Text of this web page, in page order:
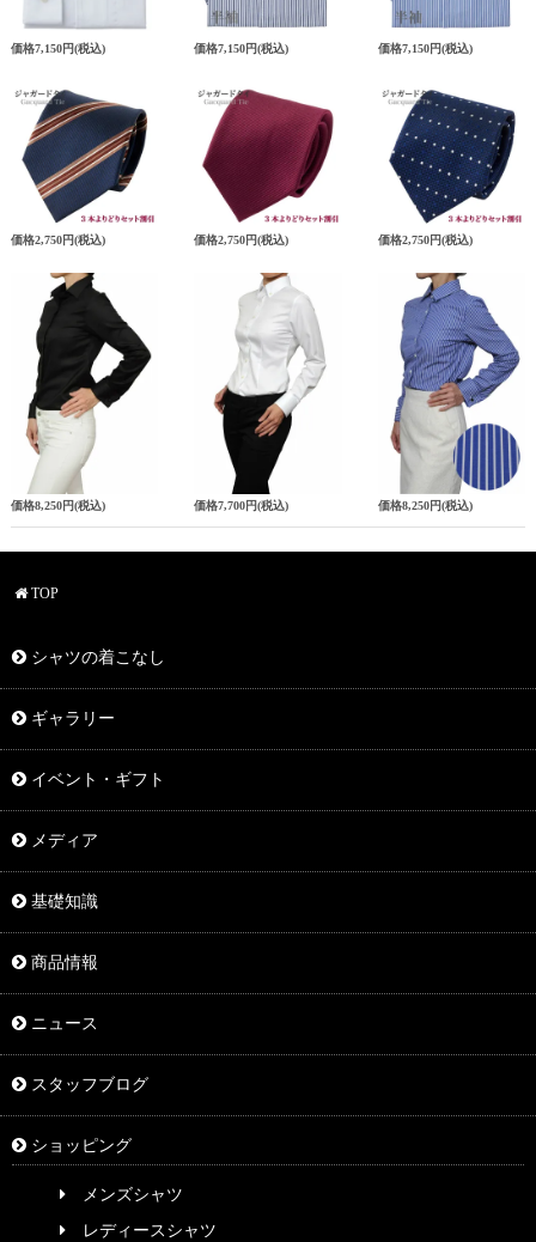
価格7,150円(税込) 価格7,150円(税込) 価格7,150円(税込)
価格2,750円(税込) 価格2,750円(税込) 価格2,750円(税込)
価格8,250円(税込) 価格7,700円(税込) 価格8,250円(税込)
TOP
シャツの着こなし
ギャラリー
イベント・ギフト
メディア
基礎知識
商品情報
ニュース
スタッフブログ
ショッピング
メンズシャツ
レディースシャツ